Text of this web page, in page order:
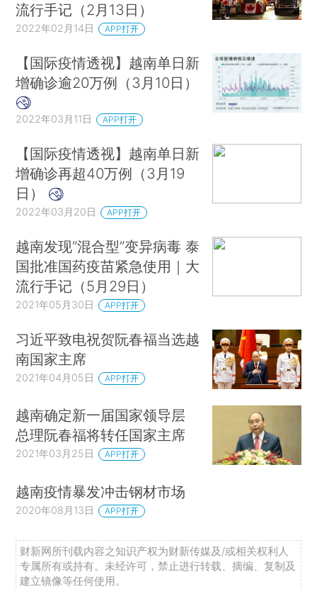
流行手记（2月13日）
2022年02月14日 APP打开
【国际疫情透视】越南单日新
增确诊逾20万例（3月10日）
2022年03月11日 APP打开
【国际疫情透视】越南单日新
增确诊再超40万例（3月19
日）
2022年03月20日 APP打开
越南发现“混合型”变异病毒 泰
国批准国药疫苗紧急使用｜大
流行手记（5月29日）
2021年05月30日 APP打开
习近平致电祝贺阮春福当选越
南国家主席
2021年04月05日 APP打开
越南确定新一届国家领导层
总理阮春福将转任国家主席
2021年03月25日 APP打开
越南疫情暴发冲击钢材市场
2020年08月13日 APP打开
财新网所刊载内容之知识产权为财新传媒及/或相关权利人
专属所有或持有。未经许可，禁止进行转载、摘编、复制及
建立镜像等任何使用。